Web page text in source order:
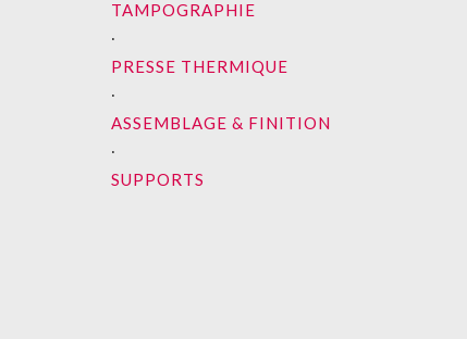
TAMPOGRAPHIE
∙
PRESSE THERMIQUE
∙
ASSEMBLAGE & FINITION
∙
SUPPORTS